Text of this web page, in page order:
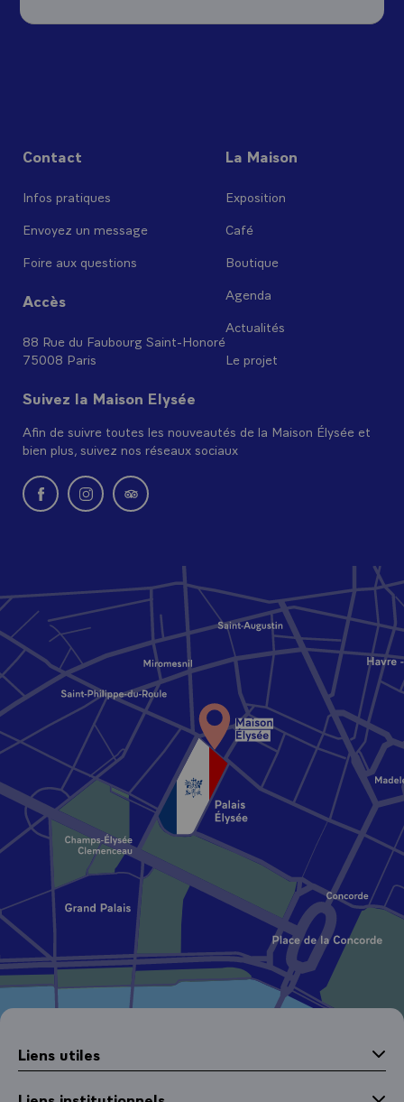
Contact
Infos pratiques
Envoyez un message
Foire aux questions
Accès
88 Rue du Faubourg Saint-Honoré
75008 Paris
La Maison
Exposition
Café
Boutique
Agenda
Actualités
Le projet
Suivez la Maison Elysée
Afin de suivre toutes les nouveautés de la Maison Élysée et
bien plus, suivez nos réseaux sociaux
Nouvelle fenêtre : rejoignez-nous sur Facebook
Nouvelle fenêtre : rejoignez-nous sur Instagram
Nouvelle fenêtre : retrouvez-nous sur
Liens utiles